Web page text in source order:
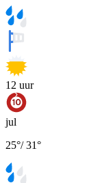
12 uur
jul
25°/31°